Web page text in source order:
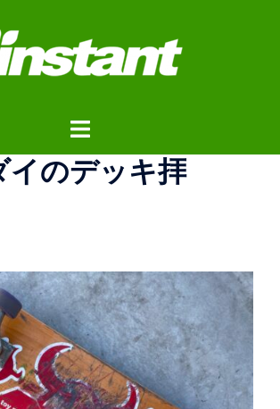
ト
ル
イのデッキ拝